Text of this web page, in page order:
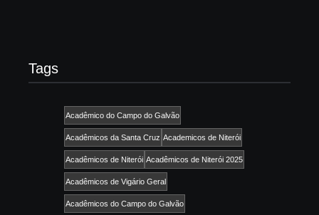
Tags
Acadêmico do Campo do Galvão
Acadêmicos da Santa Cruz Academicos de Niterói
Acadêmicos de Niterói Acadêmicos de Niterói 2025
Acadêmicos de Vigário Geral
Acadêmicos do Campo do Galvão